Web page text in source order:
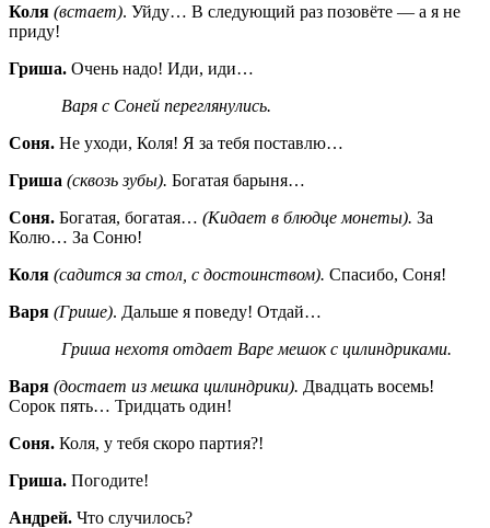
Коля (встает). Уйду… В следующий раз позовёте — а я не
приду!
Гриша. Очень надо! Иди, иди…
Варя с Соней переглянулись.
Соня. Не уходи, Коля! Я за тебя поставлю…
Гриша (сквозь зубы). Богатая барыня…
Соня. Богатая, богатая… (Кидает в блюдце монеты). За
Колю… За Соню!
Коля (садится за стол, с достоинством). Спасибо, Соня!
Варя (Грише). Дальше я поведу! Отдай…
Гриша нехотя отдает Варе мешок с цилиндриками.
Варя (достает из мешка цилиндрики). Двадцать восемь!
Сорок пять… Тридцать один!
Соня. Коля, у тебя скоро партия?!
Гриша. Погодите!
Андрей. Что случилось?